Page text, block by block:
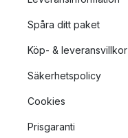
Spåra ditt paket
Köp- & leveransvillkor
Säkerhetspolicy
Cookies
Prisgaranti